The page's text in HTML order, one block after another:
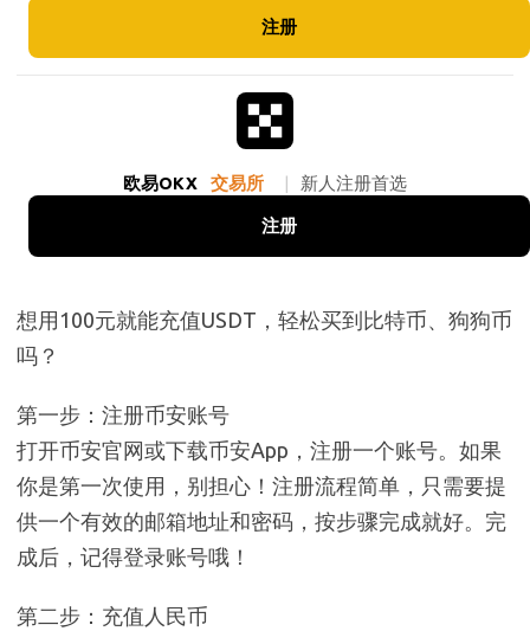
注册
欧易OKX 交易所 | 新人注册首选
注册
想用100元就能充值USDT，轻松买到比特币、狗狗币
吗？
第一步：注册币安账号
打开币安官网或下载币安App，注册一个账号。如果
你是第一次使用，别担心！注册流程简单，只需要提
供一个有效的邮箱地址和密码，按步骤完成就好。完
成后，记得登录账号哦！
第二步：充值人民币